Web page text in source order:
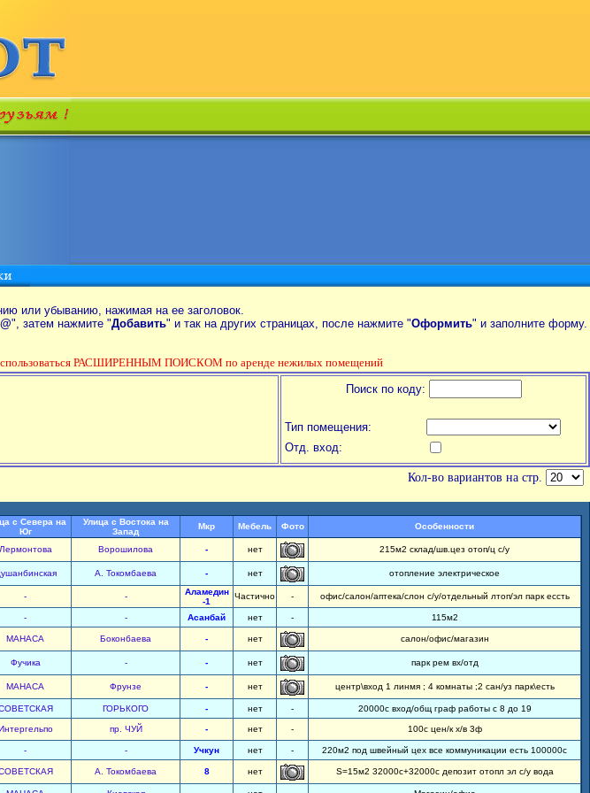
или убыванию, нажимая на ее заголовок.
@", затем нажмите "Добавить" и так на других страницах, после нажмите "Оформить" и заполните форму.
РАСШИРЕННЫМ ПОИСКОМ по аренде нежилых помещений
Поиск по коду:
Тип помещения:
Отд. вход:
Кол-во вариантов на стр.
с Севера на
Юг
Улица с Востока на
Запад
Мкр Мебель Фото Особенности
Лермонтова Ворошилова - нет 215м2 склад/шв.цез отоп/ц с/у
А. Токомбаева - нет отопление электрическое
- -
Аламедин
-1
Частично - офис/салон/аптека/слон с/у/отдельный лтоп/эл парк ессть
- - Асанбай нет - 115м2
МАНАСА Боконбаева - нет салон/офис/магазин
Фучика - - нет парк рем вх/отд
МАНАСА Фрунзе - нет центр\вход 1 линмя ; 4 комнаты ;2 сан/уз парк\есть
ГОРЬКОГО - нет - 20000с вход/общ граф работы с 8 до 19
пр. ЧУЙ - нет - 100с цен/к х/в 3ф
- - Учкун нет - 220м2 под швейный цех все коммуникации есть 100000с
А. Токомбаева 8 нет S=15м2 32000с+32000с депозит отопл эл с/у вода